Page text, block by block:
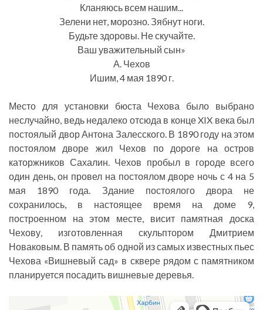
Кланяюсь всем нашим...
Зелени нет, морозно. Зябнут ноги.
Будьте здоровы. Не скучайте.
Ваш уважительный сын»
А. Чехов
Ишим, 4 мая 1890 г.
Место для установки бюста Чехова было выбрано
неслучайно, ведь недалеко отсюда в конце XIX века был
постоялый двор Антона Залесского. В 1890 году на этом
постоялом дворе жил Чехов по дороге на остров
каторжников Сахалин. Чехов пробыл в городе всего
один день, он провел на постоялом дворе ночь с 4 на 5
мая 1890 года. Здание постоялого двора не
сохранилось, в настоящее время на доме 9,
построенном на этом месте, висит памятная доска
Чехову, изготовленная скульптором Дмитрием
Новаковым. В память об одной из самых известных пьес
Чехова «Вишневый сад» в сквере рядом с памятником
планируется посадить вишневые деревья.